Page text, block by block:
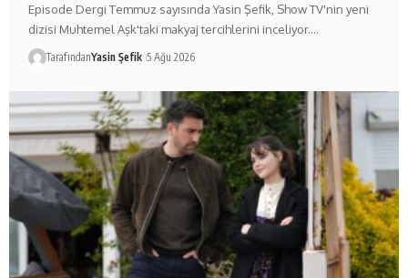
Episode Dergi Temmuz sayısında Yasin Şefik, Show TV'nin yeni
dizisi Muhtemel Aşk'taki makyaj tercihlerini inceliyor.…
TarafındanYasin Şefik 5 Ağu 2026